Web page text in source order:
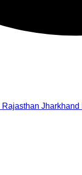
Rajasthan Jharkhand